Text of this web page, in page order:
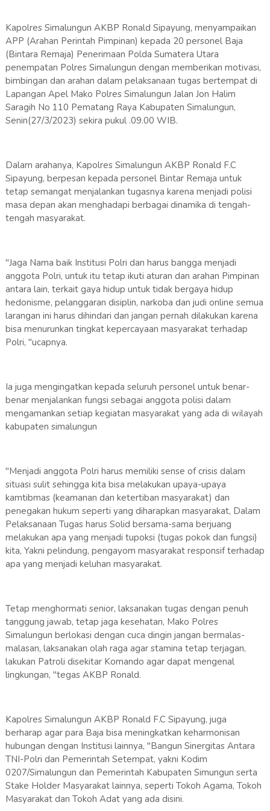
Kapolres Simalungun AKBP Ronald Sipayung, menyampaikan
APP (Arahan Perintah Pimpinan) kepada 20 personel Baja
(Bintara Remaja) Penerimaan Polda Sumatera Utara
penempatan Polres Simalungun dengan memberikan motivasi,
bimbingan dan arahan dalam pelaksanaan tugas bertempat di
Lapangan Apel Mako Polres Simalungun Jalan Jon Halim
Saragih No 110 Pematang Raya Kabupaten Simalungun,
Senin(27/3/2023) sekira pukul .09.00 WIB.
Dalam arahanya, Kapolres Simalungun AKBP Ronald F.C
Sipayung, berpesan kepada personel Bintar Remaja untuk
tetap semangat menjalankan tugasnya karena menjadi polisi
masa depan akan menghadapi berbagai dinamika di tengah-
tengah masyarakat.
"Jaga Nama baik Institusi Polri dan harus bangga menjadi
anggota Polri, untuk itu tetap ikuti aturan dan arahan Pimpinan
antara lain, terkait gaya hidup untuk tidak bergaya hidup
hedonisme, pelanggaran disiplin, narkoba dan judi online semua
larangan ini harus dihindari dan jangan pernah dilakukan karena
bisa menurunkan tingkat kepercayaan masyarakat terhadap
Polri, "ucapnya.
Ia juga mengingatkan kepada seluruh personel untuk benar-
benar menjalankan fungsi sebagai anggota polisi dalam
mengamankan setiap kegiatan masyarakat yang ada di wilayah
kabupaten simalungun
"Menjadi anggota Polri harus memiliki sense of crisis dalam
situasi sulit sehingga kita bisa melakukan upaya-upaya
kamtibmas (keamanan dan ketertiban masyarakat) dan
penegakan hukum seperti yang diharapkan masyarakat, Dalam
Pelaksanaan Tugas harus Solid bersama-sama berjuang
melakukan apa yang menjadi tupoksi (tugas pokok dan fungsi)
kita, Yakni pelindung, pengayom masyarakat responsif terhadap
apa yang menjadi keluhan masyarakat.
Tetap menghormati senior, laksanakan tugas dengan penuh
tanggung jawab, tetap jaga kesehatan, Mako Polres
Simalungun berlokasi dengan cuca dingin jangan bermalas-
malasan, laksanakan olah raga agar stamina tetap terjagan,
lakukan Patroli disekitar Komando agar dapat mengenal
lingkungan, "tegas AKBP Ronald.
Kapolres Simalungun AKBP Ronald F.C Sipayung, juga
berharap agar para Baja bisa meningkatkan keharmonisan
hubungan dengan Institusi lainnya, "Bangun Sinergitas Antara
TNI-Polri dan Pemerintah Setempat, yakni Kodim
0207/Simalungun dan Pemerintah Kabupaten Simungun serta
Stake Holder Masyarakat lainnya, seperti Tokoh Agama, Tokoh
Masyarakat dan Tokoh Adat yang ada disini.